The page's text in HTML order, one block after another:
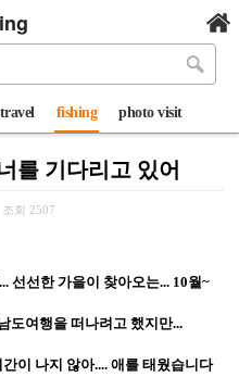
travel fishing photo visit
를 기다리고 있어
조회 2507
선선한 가을이 찾아오는... 10월~
도여행을 떠나려고 했지만...
이 나지 않아.... 애를 태웠습니다